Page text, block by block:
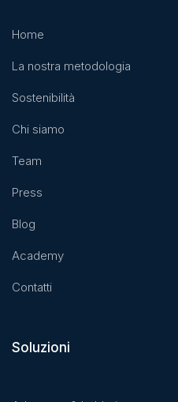
Home
La nostra metodologia
Sostenibilità
Chi siamo
Team
Press
Blog
Academy
Contatti
Soluzioni